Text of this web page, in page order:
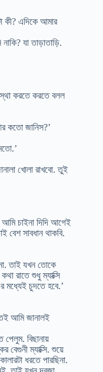
কী? এদিকে আমার
যা তাড়াতাড়ি.
করতে করতে বলল
কতো জানিস?’
খোলা রাখবো. তুই
চাইনা দিদি আগেই
সাবধান থাকবি.
তাই যখন তোকে
রাতে শুধু ম্যাক্সি
মধ্যেই চুদতে হবে.’
আমি জানালই
বিছানায়
বেগুনী ম্যাক্সি. শুয়ে
ধরতে পারছিনা.